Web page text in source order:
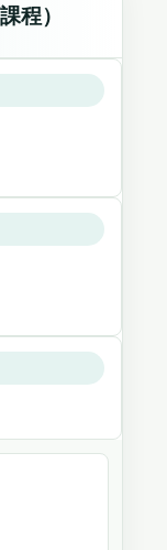
程）